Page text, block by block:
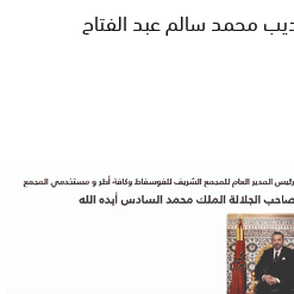
محمد سالم عبد الفتاح